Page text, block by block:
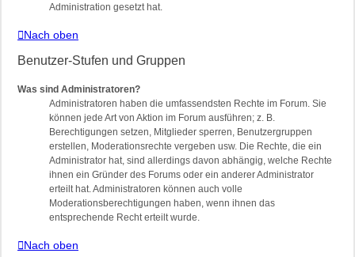
Administration gesetzt hat.
Nach oben
Benutzer-Stufen und Gruppen
Was sind Administratoren?
Administratoren haben die umfassendsten Rechte im Forum. Sie
können jede Art von Aktion im Forum ausführen; z. B.
Berechtigungen setzen, Mitglieder sperren, Benutzergruppen
erstellen, Moderationsrechte vergeben usw. Die Rechte, die ein
Administrator hat, sind allerdings davon abhängig, welche Rechte
ihnen ein Gründer des Forums oder ein anderer Administrator
erteilt hat. Administratoren können auch volle
Moderationsberechtigungen haben, wenn ihnen das
entsprechende Recht erteilt wurde.
Nach oben